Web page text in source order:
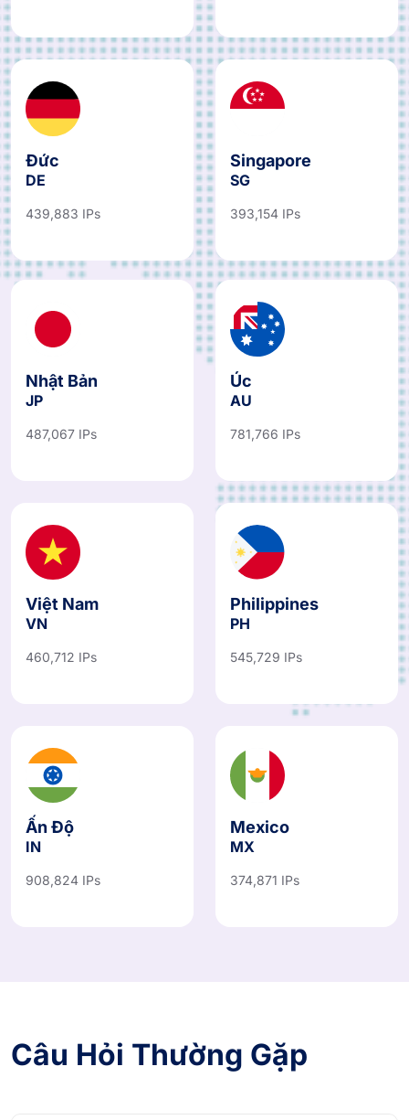
Đức
DE
439,883 IPs
Singapore
SG
393,154 IPs
Nhật Bản
JP
487,067 IPs
Úc
AU
781,766 IPs
Việt Nam
VN
460,712 IPs
Philippines
PH
545,729 IPs
Ấn Độ
IN
908,824 IPs
Mexico
MX
374,871 IPs
Câu Hỏi Thường Gặp